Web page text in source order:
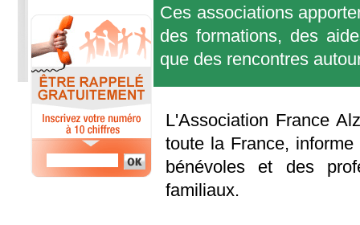
Ces associations
des formations, des
que des rencontres
L'Association France
toute la France,
bénévoles et des
familiaux.